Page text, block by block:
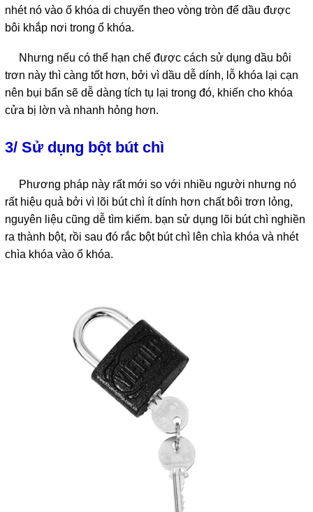
nhét nó vào ổ khóa di chuyển theo vòng tròn để dầu được
bôi khắp nơi trong ổ khóa.
Nhưng nếu có thể hạn chế được cách sử dụng dầu bôi
trơn này thì càng tốt hơn, bởi vì dầu dễ dính, lỗ khóa lại cạn
nên bụi bẩn sẽ dễ dàng tích tụ lại trong đó, khiến cho khóa
cửa bị lờn và nhanh hỏng hơn.
3/ Sử dụng bột bút chì
Phương pháp này rất mới so với nhiều người nhưng nó
rất hiệu quả bởi vì lõi bút chì ít dính hơn chất bôi trơn lỏng,
nguyên liệu cũng dễ tìm kiếm. bạn sử dụng lõi bút chì nghiền
ra thành bột, rồi sau đó rắc bột bút chì lên chìa khóa và nhét
chìa khóa vào ổ khóa.